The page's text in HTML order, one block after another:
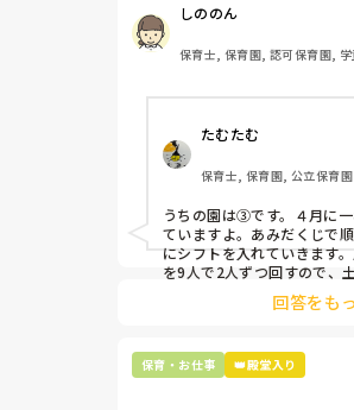
応募の段階では皆、月1〜2
同意して入職しているはず
と一日も土曜出勤が出来な
①土曜日の希望休は2日まで
②毎月、必ず土曜保育に入
けピックアップしてもらう
③仮シフトが出た時、土曜
わりの人を交渉して見つけ
上記のいずれかの対策を取
しののん
保育士, 保育園, 認可保育園,
たむたむ
保育士, 保育園, 公立保育園
うちの園は③です。４月に
ていますよ。あみだくじで
にシフトを入れていきます
を9人で2人ずつ回すので、
しの時もありますよ。その
じシフト時間の人と自分で
回答をも
保育・お仕事 👑殿堂入り